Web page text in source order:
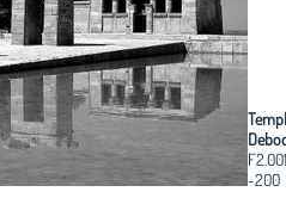
F2.001
-200